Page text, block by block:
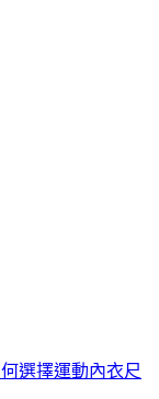
選擇運動內衣尺